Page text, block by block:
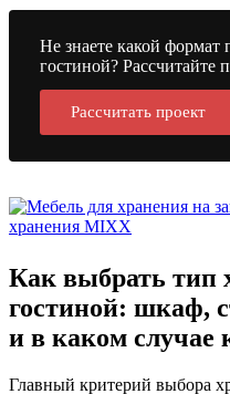
Не знаете какой формат
гостиной? Рассчитайте
Рассчитать проект
Как выбрать тип
гостиной: шкаф,
и в каком случае
Главный критерий выбора